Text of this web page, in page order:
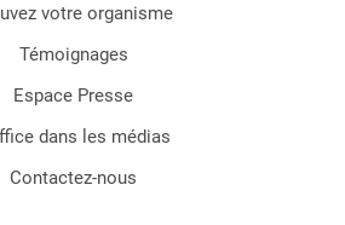
votre organisme
Témoignages
Espace Presse
dans les médias
Contactez-nous